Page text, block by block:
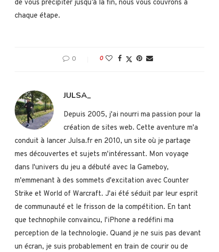
de vous précipiter jusqu’à la fin, nous vous couvrons à
chaque étape.
0 0
JULSA_
Depuis 2005, j'ai nourri ma passion pour la
création de sites web. Cette aventure m'a
conduit à lancer Julsa.fr en 2010, un site où je partage
mes découvertes et sujets m'intéressant. Mon voyage
dans l'univers du jeu a débuté avec la Gameboy,
m'emmenant à des sommets d'excitation avec Counter
Strike et World of Warcraft. J'ai été séduit par leur esprit
de communauté et le frisson de la compétition. En tant
que technophile convaincu, l'iPhone a redéfini ma
perception de la technologie. Quand je ne suis pas devant
un écran, je suis probablement en train de courir ou de